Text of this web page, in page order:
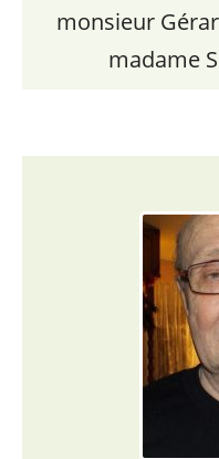
monsieur
madame